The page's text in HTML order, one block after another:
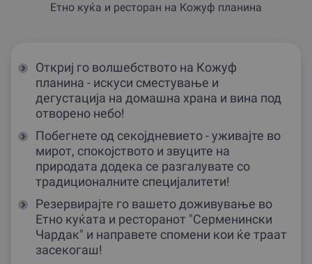
Етно куќа и ресторан на Кожуф планина
Откриј го волшебството на Кожуф
планина - искуси сместување и
дегустација на домашна храна и вина под
отворено небо!
Побегнете од секојдневието - уживајте во
мирот, спокојството и звуците на
природата додека се разгалувате со
традиционалните специјалитети!
Резервирајте го вашето доживување во
Етно куќата и ресторанот "Серменински
Чардак" и направете спомени кои ќе траат
засекогаш!